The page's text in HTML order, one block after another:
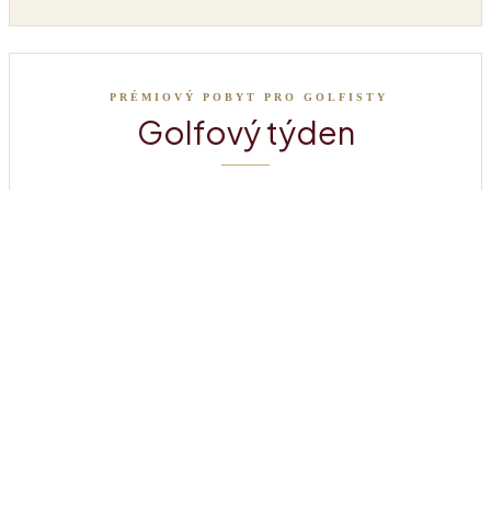
PRÉMIOVÝ POBYT PRO GOLFISTY
Golfový týden